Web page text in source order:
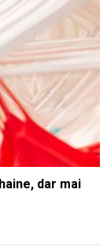
dar mai